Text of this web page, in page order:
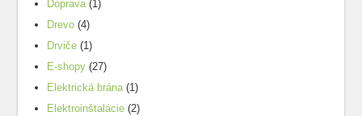
Doprava(1)
Drevo (4)
Drviče (1)
E-shopy (27)
Elektrická brána(1)
Elektroinštalácie (2)